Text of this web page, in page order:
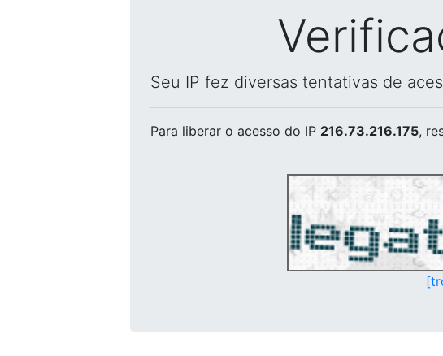
Seu IP fez diversas tentativas de
Para liberar o acesso do IP 216.73.216.175,